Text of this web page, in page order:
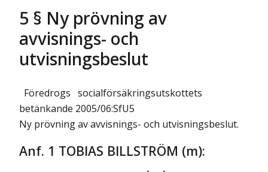
5 § Ny prövning av
avvisnings- och
utvisningsbeslut
Föredrogs socialförsäkringsutskottets
betänkande 2005/06:SfU5
Ny prövning av avvisnings- och utvisningsbeslut.
Anf. 1 TOBIAS BILLSTRÖM (m):